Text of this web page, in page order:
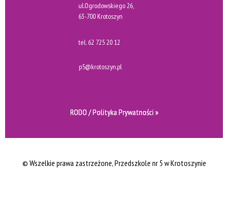
ul.Ogrodowskiego 26,
63-700 Krotoszyn
tel. 62 725 20 12
p5@krotoszyn.pl
RODO / Polityka Prywatności »
© Wszelkie prawa zastrzeżone, Przedszkole nr 5 w Krotoszynie